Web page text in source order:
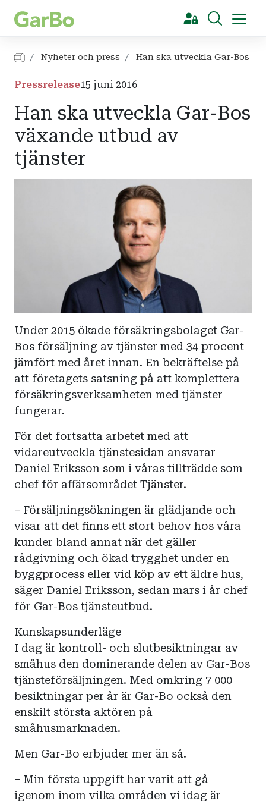
[Sök]
Nyheter och press Han ska utveckla Gar-Bos
Pressrelease15 juni 2016
Han ska utveckla Gar-Bos
växande utbud av
tjänster
Under 2015 ökade försäkringsbolaget Gar-
Bos försäljning av tjänster med 34 procent
jämfört med året innan. En bekräftelse på
att företagets satsning på att komplettera
försäkringsverksamheten med tjänster
fungerar.
För det fortsatta arbetet med att
vidareutveckla tjänstesidan ansvarar
Daniel Eriksson som i våras tillträdde som
chef för affärsområdet Tjänster.
– Försäljningsökningen är glädjande och
visar att det finns ett stort behov hos våra
kunder bland annat när det gäller
rådgivning och ökad trygghet under en
byggprocess eller vid köp av ett äldre hus,
säger Daniel Eriksson, sedan mars i år chef
för Gar-Bos tjänsteutbud.
Kunskapsunderläge
I dag är kontroll- och slutbesiktningar av
småhus den dominerande delen av Gar-Bos
tjänsteförsäljningen. Med omkring 7 000
besiktningar per år är Gar-Bo också den
enskilt största aktören på
småhusmarknaden.
Men Gar-Bo erbjuder mer än så.
– Min första uppgift har varit att gå
igenom inom vilka områden vi idag är